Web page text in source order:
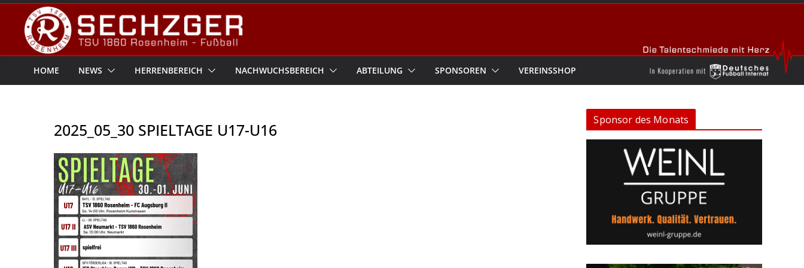
Zum
Inhalt
springen
HOME NEWS HERRENBEREICH NACHWUCHSBEREICH ABTEILUNG SPONSOREN VEREINSSHOP
2025_05_30 SPIELTAGE U17-U16 Sponsor des Monats